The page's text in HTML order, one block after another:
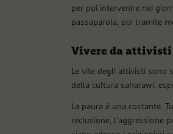
per poi intervenire nei
passaparola, poi tramite
Vivere da attivisti
Le vite degli attivisti sono
della cultura saharawi,
La paura è una costante.
reclusione, l’aggressione